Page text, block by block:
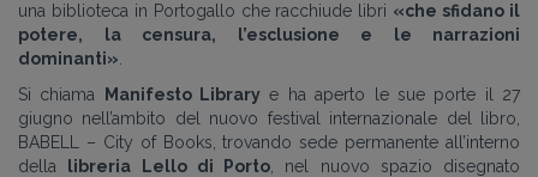
una biblioteca in Portogallo che racchiude libri «che sfidano il
potere, la censura, l’esclusione e le narrazioni
dominanti»
Si chiama
Manifesto Library e ha aperto le sue porte il 27
giugno nell’ambito del nuovo festival internazionale del libro,
BABELL – City of Books, trovando sede permanente all’interno
della
libreria Lello di Porto , nel nuovo spazio disegnato